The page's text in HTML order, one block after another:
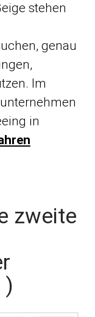
stehen
genau
Im
in
zweite
)